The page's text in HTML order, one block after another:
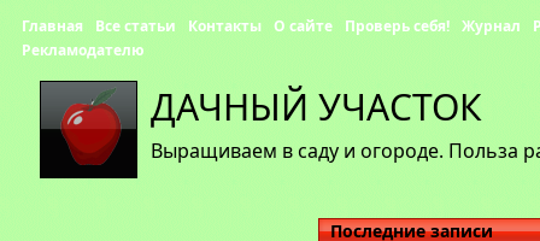
ДАЧНЫЙ УЧАСТОК
Выращиваем в саду и огороде. Польза
Главная Все статьи Контакты О сайте Проверь себя! Журнал
Рекламодателю
Последние записи